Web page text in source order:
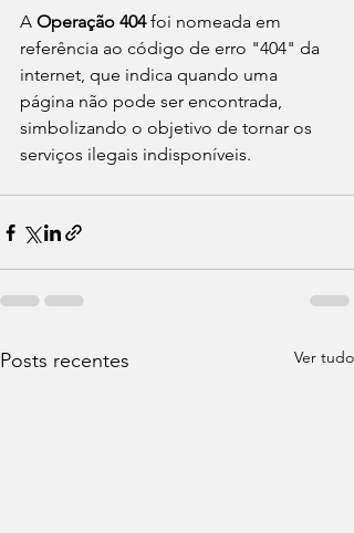
A Operação 404 foi nomeada em
referência ao código de erro "404" da
internet, que indica quando uma
página não pode ser encontrada,
simbolizando o objetivo de tornar os
serviços ilegais indisponíveis.
Posts recentes Ver tudo